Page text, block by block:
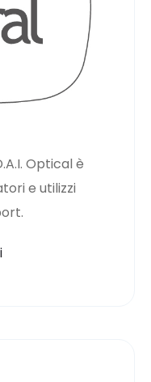
Optical è
e utilizzi